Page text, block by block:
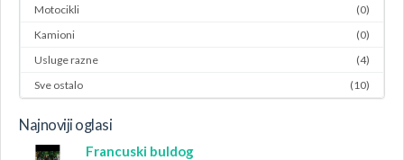
Motocikli
(0)
Kamioni
(0)
Usluge razne
(4)
Sve ostalo
(10)
Najnoviji oglasi
Francuski buldog